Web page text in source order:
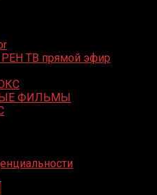
ТВ прямой эфир
ФИЛЬМЫ